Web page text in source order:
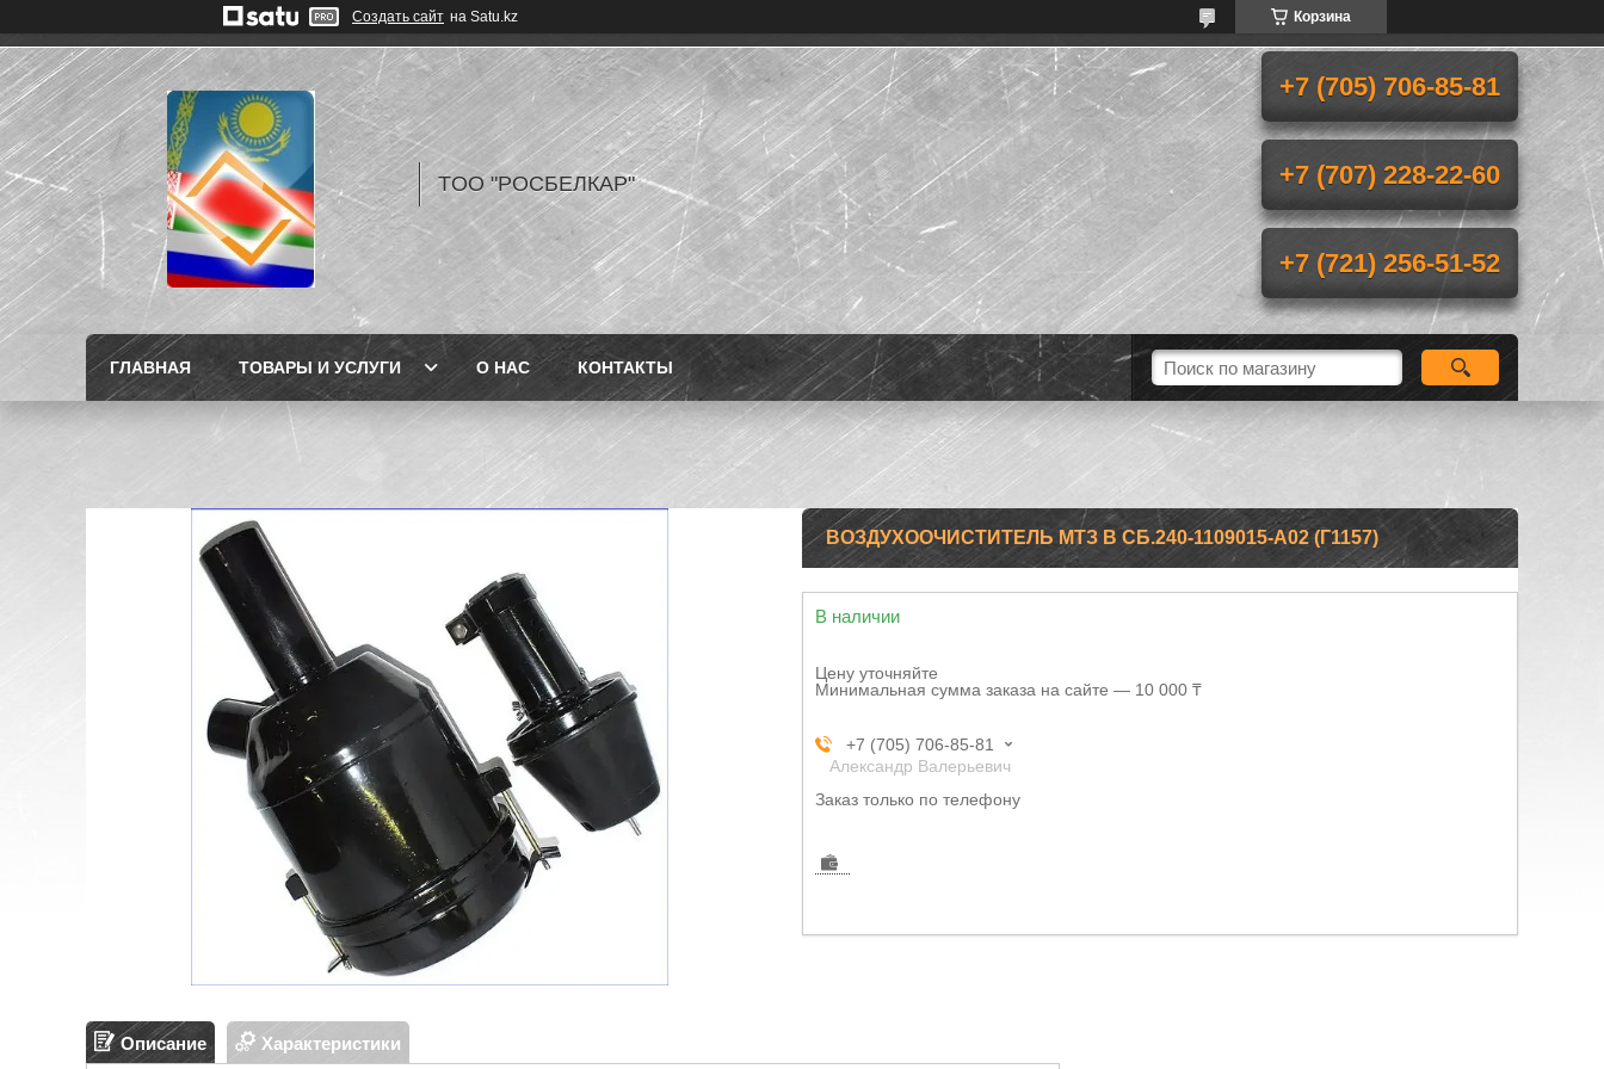
Создать сайт на Satu.kz Корзина
TOO "РОСБЕЛКАР"
+7 (705) 706-85-81
+7 (707) 228-22-60
+7 (721) 256-51-52
ГЛАВНАЯ ТОВАРЫ И УСЛУГИ О НАС КОНТАКТЫ
ВОЗДУХООЧИСТИТЕЛЬ МТЗ В СБ.240-1109015-А02 (Г1157)
В наличии
Цену уточняйте
Минимальная сумма заказа на сайте — 10 000 ₸
+7 (705) 706-85-81
Александр Валерьевич
Заказ только по телефону
Описание Характеристики